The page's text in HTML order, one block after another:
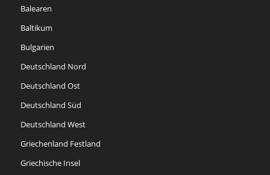
Balearen
Baltikum
Bulgarien
Deutschland Nord
Deutschland Ost
Deutschland Süd
Deutschland West
Griechenland Festland
Griechische Insel